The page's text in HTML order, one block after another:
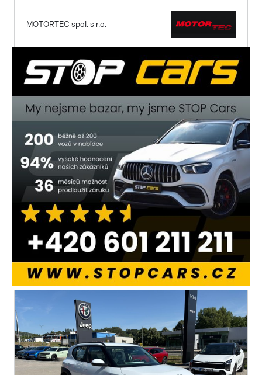
MOTORTEC spol. s r.o.